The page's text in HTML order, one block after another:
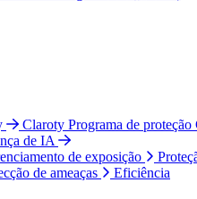
Claroty Programa de proteção
de IA
de exposição
de ameaças
Eficiência